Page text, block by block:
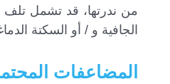
من ندرتها، قد تشمل
الجافية و / أو السكتة
المضاعفات